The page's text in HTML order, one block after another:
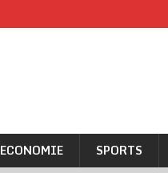
ECONOMIE SPORTS